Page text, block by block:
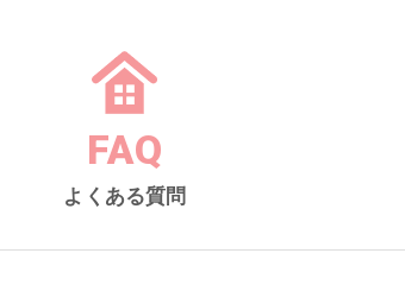
よくある質問
FAQ